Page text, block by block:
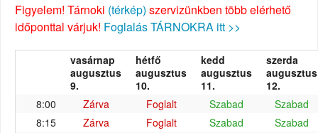
Figyelem! Tárnoki (térkép) szervizünkben több elérhető
időponttal várjuk! Foglalás TÁRNOKRA itt >>
vasárnap
augusztus
9.
hétfő
augusztus
10.
kedd
augusztus
11.
szerda
augusztus
12.
8:00
Zárva Foglalt Szabad
Szabad
8:15
Zárva Foglalt Szabad
Szabad